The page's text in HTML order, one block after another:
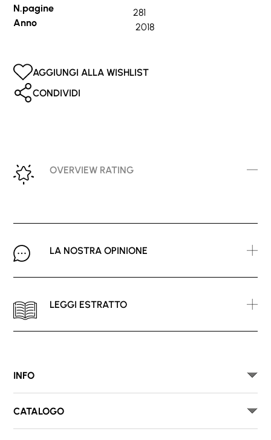
N.pagine
281
Anno
2018
AGGIUNGI ALLA WISHLIST
CONDIVIDI
OVERVIEW RATING
LA NOSTRA OPINIONE
LEGGI ESTRATTO
INFO
CATALOGO